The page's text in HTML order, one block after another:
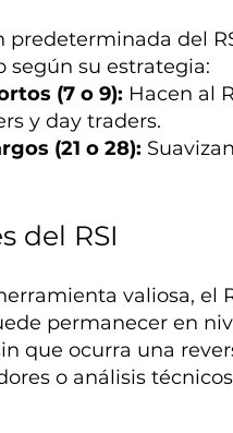
predeterminada del
según su estrategia:
(7 o 9): Hacen al
y day traders.
(21 o 28):
del RSI
valiosa, el
permanecer en
que ocurra una
o análisis